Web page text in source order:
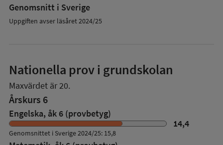
Genomsnitt i Sverige
Uppgiften avser läsåret 2024/25
Nationella prov i grundskolan
Maxvärdet är 20.
Årskurs 6
Engelska, åk 6 (provbetyg)
14,4
Genomsnittet i Sverige 2024/25: 15,8